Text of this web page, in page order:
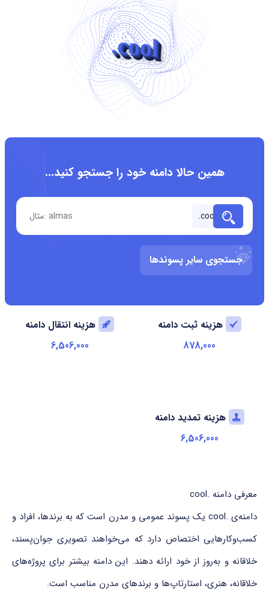
.cool
همین حالا دامنه خود را جستجو کنید...
جستجوی سایر پسوندها
هزینه ثبت دامنه
878,000
هزینه انتقال دامنه
6,506,000
هزینه تمدید دامنه
6,506,000
معرفی دامنه .cool
دامنه‌ی .cool یک پسوند عمومی و مدرن است که به برندها، افراد و
کسب‌وکارهایی اختصاص دارد که می‌خواهند تصویری جوان‌پسند،
خلاقانه و به‌روز از خود ارائه دهند. این دامنه بیشتر برای پروژه‌های
خلاقانه، هنری، استارتاپ‌ها و برندهای مدرن مناسب است.